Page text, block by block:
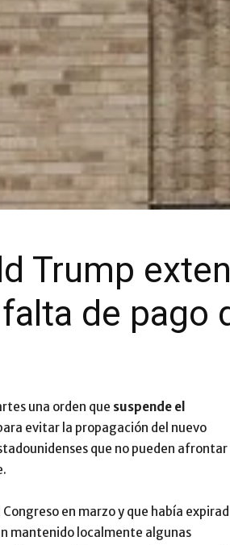
Trump
de pago
una orden que suspende el
evitar la propagación del nuevo
que no pueden afrontar
en marzo y que había
mantenido localmente algunas